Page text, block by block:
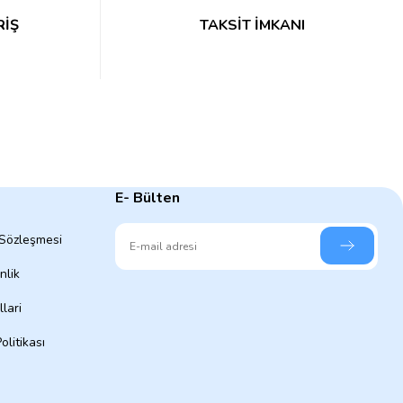
TAKSİT İMKANI
E- Bülten